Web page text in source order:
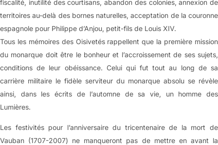
fiscalité, inutilité des courtisans, abandon des colonies, annexion de
territoires au-delà des bornes naturelles, acceptation de la couronne
espagnole pour Philippe d’Anjou, petit-fils de Louis XIV.
Tous les mémoires des Oisivetés rappellent que la première mission
du monarque doit être le bonheur et l’accroissement de ses sujets,
conditions de leur obéissance. Celui qui fut tout au long de sa
carrière militaire le fidèle serviteur du monarque absolu se révèle
ainsi, dans les écrits de l’automne de sa vie, un homme des
Lumières.
Les festivités pour l’anniversaire du tricentenaire de la mort de
Vauban (1707-2007) ne manqueront pas de mettre en avant la